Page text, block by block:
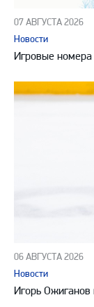
07 АВГУСТА 2026
Новости
Игровые номера
06 АВГУСТА 2026
Новости
Игорь